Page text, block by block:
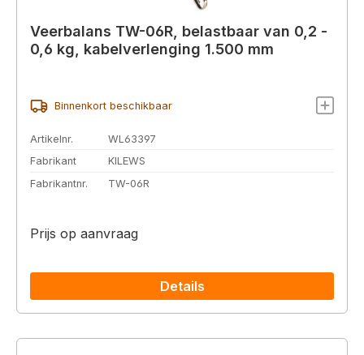
Veerbalans TW-06R, belastbaar van 0,2 -
0,6 kg, kabelverlenging 1.500 mm
Binnenkort beschikbaar
Artikelnr.
WL63397
Fabrikant
KILEWS
Fabrikantnr.
TW-06R
Prijs op aanvraag
Details